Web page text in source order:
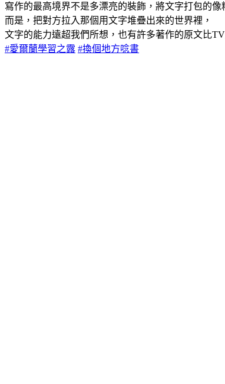
寫作的最高境界不是多漂亮的裝飾，將文字打包的像
而是，把對方拉入那個用文字堆疊出來的世界裡，
文字的能力遠超我們所想，也有許多著作的原文比
#愛爾蘭學習之露 #換個地方唸書